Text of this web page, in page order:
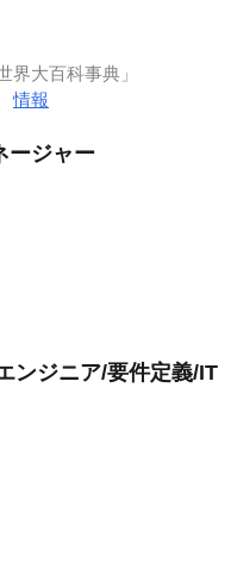
大百科事典」
情報
ージャー
ンジニア/要件定義/IT